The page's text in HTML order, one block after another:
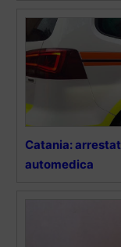
Catania:
automedica